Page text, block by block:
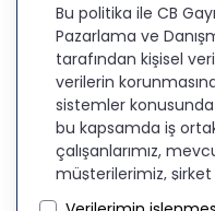
Bu politika ile CB
Pazarlama ve
tarafından kişisel
verilerin
sistemler
bu kapsamda iş
çalışanlarımız,
müşterilerimiz, şirket